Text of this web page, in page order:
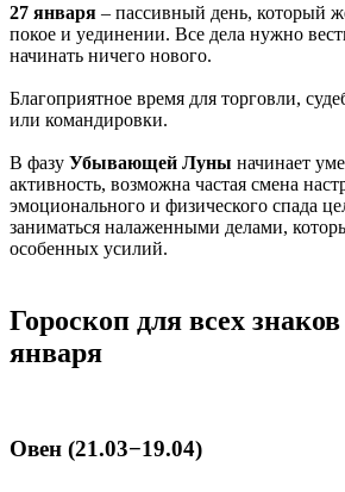
27 января – пассивный день, который
покое и уединении. Все дела нужно
начинать ничего нового.
Благоприятное время для торговли,
или командировки.
В фазу Убывающей Луны начинает
активность, возможна частая смена
эмоционального и физического спада
заниматься налаженными делами,
особенных усилий.
Гороскоп для всех
января
Овен (21.03−19.04)